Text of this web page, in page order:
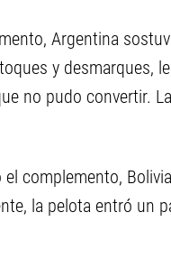
Argentina
y desmarques,
no pudo convertir.
el complemento,
la pelota entró un